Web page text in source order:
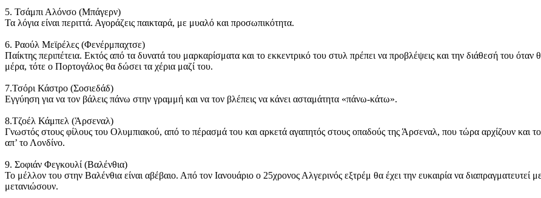
5. Τσάμπι Αλόνσο (Μπάγερν)
Τα λόγια είναι περιττά. Αγοράζεις παικταρά, με μυαλό και προσωπικότητα.
6. Ραούλ Μεϊρέλες (Φενέρμπαχτσε)
Παίκτης περιπέτεια. Εκτός από τα δυνατά του μαρκαρίσματα και το εκκεντρικό του στυλ πρέπει να προβλέψεις και την διάθεσή του
μέρα, τότε ο Πορτογάλος θα δώσει τα χέρια μαζί του.
7.Τσόρι Κάστρο (Σοσιεδάδ)
Εγγύηση για να τον βάλεις πάνω στην γραμμή και να τον βλέπεις να κάνει ασταμάτητα «πάνω-κάτω».
8.Τζοέλ Κάμπελ (Άρσεναλ)
Γνωστός στους φίλους του Ολυμπιακού, από το πέρασμά του και αρκετά αγαπητός στους οπαδούς της Άρσεναλ, που τώρα αρχίζουν και
απ’ το Λονδίνο.
9. Σοφιάν Φεγκουλί (Βαλένθια)
Το μέλλον του στην Βαλένθια είναι αβέβαιο. Από τον Ιανουάριο ο 25χρονος Αλγερινός εξτρέμ θα έχει την ευκαιρία να διαπραγματευτεί
μετανιώσουν.